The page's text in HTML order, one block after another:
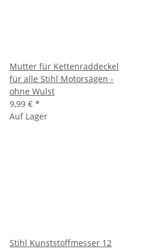
Mutter für Kettenraddeckel
für alle Stihl Motorsägen -
ohne Wulst
9,99 € *
Auf Lager
Stihl Kunststoffmesser 12